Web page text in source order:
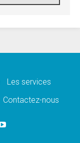
entre
du
sur l'éducation
Les services
Contactez-nous